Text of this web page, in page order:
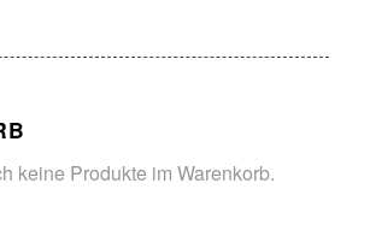
keine Produkte im Warenkorb.